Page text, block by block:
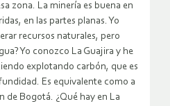
zona. La minería es buena en
en las partes planas. Yo
recursos naturales, pero
Yo conozco La Guajira y he
explotando carbón, que es
Es equivalente como a
de Bogotá. ¿Qué hay en La